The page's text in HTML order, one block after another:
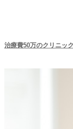
治療費50万のクリニック